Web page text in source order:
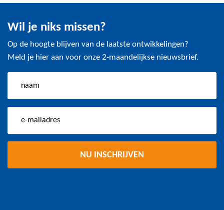
Wil je niks missen?
Op de hoogte blijven van de laatste ontwikkelingen?
Meld je hier aan voor onze 2-maandelijkse nieuwsbrief.